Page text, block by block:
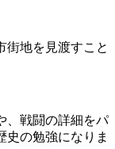
街地を見渡すこと
、戦闘の詳細をパ
史の勉強になりま